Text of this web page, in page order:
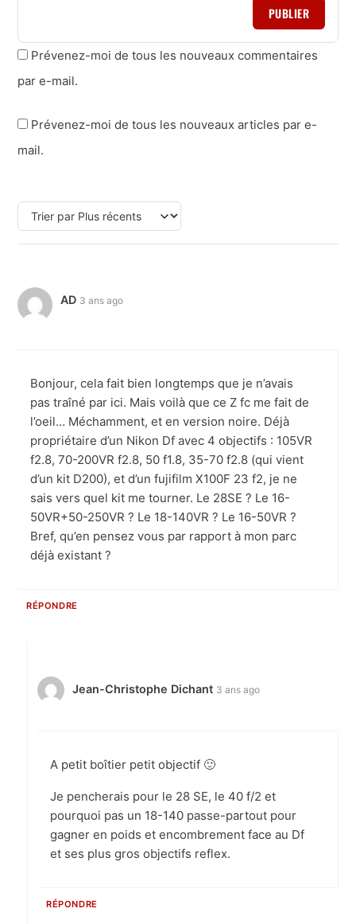
PUBLIER
Prévenez-moi de tous les nouveaux commentaires
par e-mail.
Prévenez-moi de tous les nouveaux articles par e-
mail.
AD 3 ans ago
Bonjour, cela fait bien longtemps que je n’avais
pas traîné par ici. Mais voilà que ce Z fc me fait de
l’oeil… Méchamment, et en version noire. Déjà
propriétaire d’un Nikon Df avec 4 objectifs : 105VR
f2.8, 70-200VR f2.8, 50 f1.8, 35-70 f2.8 (qui vient
d’un kit D200), et d’un fujifilm X100F 23 f2, je ne
sais vers quel kit me tourner. Le 28SE ? Le 16-
50VR+50-250VR ? Le 18-140VR ? Le 16-50VR ?
Bref, qu’en pensez vous par rapport à mon parc
déjà existant ?
RÉPONDRE
Jean-Christophe Dichant 3 ans ago
A petit boîtier petit objectif 🙂
Je pencherais pour le 28 SE, le 40 f/2 et
pourquoi pas un 18-140 passe-partout pour
gagner en poids et encombrement face au Df
et ses plus gros objectifs reflex.
RÉPONDRE